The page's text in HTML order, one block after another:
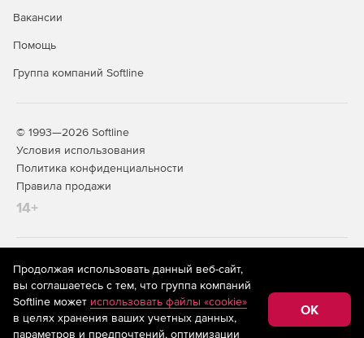
Вакансии
Помощь
Группа компаний Softline
© 1993—2026 Softline
Условия использования
Политика конфиденциальности
Правила продажи
14+
На информационном ресурсе store.softline.ru применяются
рекомендательные технологии
(информационные технологии
предоставления информации на основе сбора,
систематизации и анализа сведений, относящихся к
предпочтениям пользователей сети «Интернет»,
находящихся на территории Российской Федерации)
Продолжая использовать данный веб-сайт,
вы соглашаетесь с тем, что группа компаний
Softline может использовать файлы «cookie»
в целях хранения ваших учетных данных,
параметров и предпочтений, оптимизации
OK